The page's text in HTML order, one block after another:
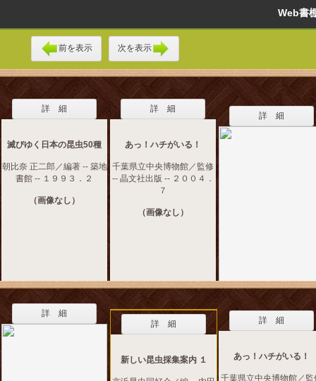
Web
前を表示 次を表示
詳 細
滅びゆく日本の昆虫50種
朝比奈 正二郎／編著 -- 築地
書館 -- １９９３．２
（画像なし）
詳 細
あっ！ハチがいる！
千葉県立中央博物館／監修
-- 晶文社出版 -- ２００４．
７
（画像なし）
詳 細
詳 細
詳 細
新しい昆虫採集案内 １
詳 細
あっ！ハチがいる！
千葉県立中央博物館／監